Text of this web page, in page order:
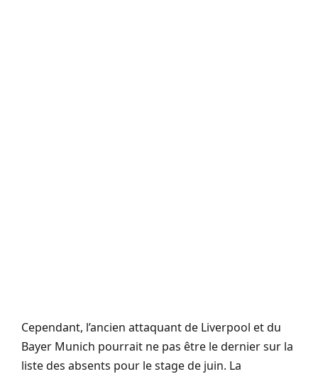
Cependant, l’ancien attaquant de Liverpool et du
Bayer Munich pourrait ne pas être le dernier sur la
liste des absents pour le stage de juin. La